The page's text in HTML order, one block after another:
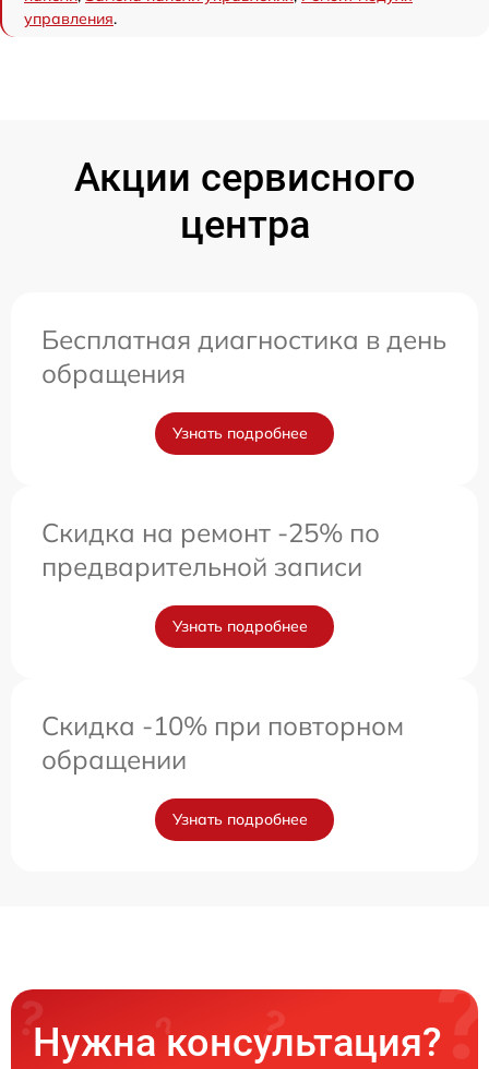
управления.
Акции сервисного
центра
Бесплатная диагностика в день
обращения
Узнать подробнее
Скидка на ремонт -25% по
предварительной записи
Узнать подробнее
Скидка -10% при повторном
обращении
Узнать подробнее
Нужна консультация?